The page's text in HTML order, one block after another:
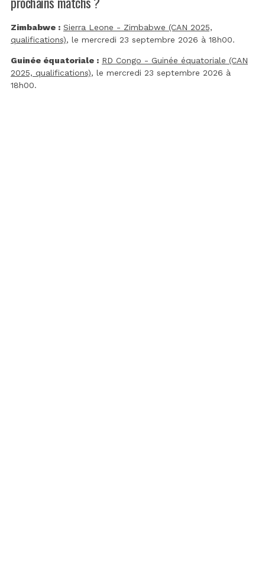
Zimbabwe : Sierra Leone - Zimbabwe (CAN 2025,
qualifications), le mercredi 23 septembre 2026 à 18h00.
Guinée équatoriale : RD Congo - Guinée équatoriale (CAN
2025, qualifications), le mercredi 23 septembre 2026 à
18h00.